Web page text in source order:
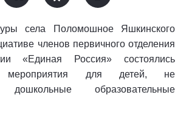
села Поломошное Яшкинского
членов первичного отделения
«Единая Россия» состоялись
мероприятия для детей, не
образовательные